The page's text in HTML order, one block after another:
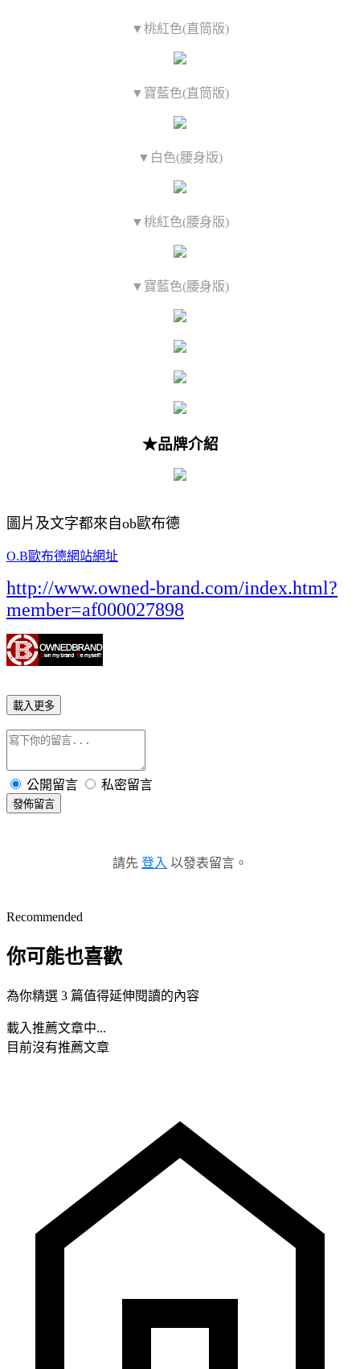
▼桃紅色(直筒版)
▼寶藍色(直筒版)
▼白色(腰身版)
▼桃紅色(腰身版)
▼寶藍色(腰身版)
★品牌介紹
圖片及文字都來自ob歐布德
O.B歐布德網站網址
http://www.owned-brand.com/index.html?
member=af000027898
載入更多
公開留言 私密留言
發佈留言
請先 登入 以發表留言。
Recommended
你可能也喜歡
為你精選 3 篇值得延伸閱讀的內容
載入推薦文章中...
目前沒有推薦文章